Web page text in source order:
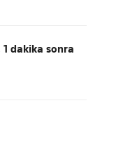
dakika sonra